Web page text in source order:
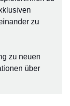
zu
zu neuen
über